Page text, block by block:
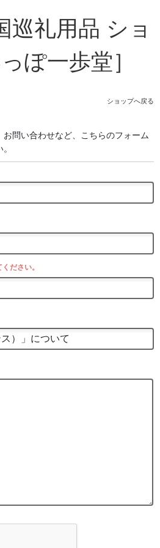
巡礼用品 ショ
ぽ一歩堂］
ショップへ戻る
問い合わせなど、こちらのフォーム
ださい。